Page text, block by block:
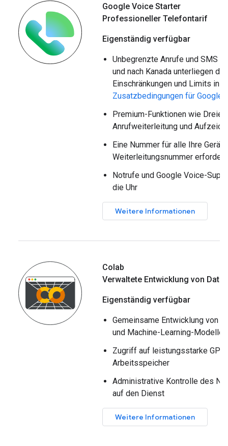
Google Voice Starter
Professioneller Telefontarif
Eigenständig verfügbar
Unbegrenzte Anrufe und SMS in
und nach Kanada unterliegen den
Einschränkungen und Limits in
Zusatzbedingungen für Google
Premium-Funktionen wie
Anrufweiterleitung und
Eine Nummer für alle Ihre
Weiterleitungsnummer
Notrufe und Google Voice-
die Uhr
Weitere Informationen
Colab
Verwaltete Entwicklung von
Eigenständig verfügbar
Gemeinsame Entwicklung von
und Machine-Learning-Modellen
Zugriff auf leistungsstarke
Arbeitsspeicher
Administrative Kontrolle des
auf den Dienst
Weitere Informationen